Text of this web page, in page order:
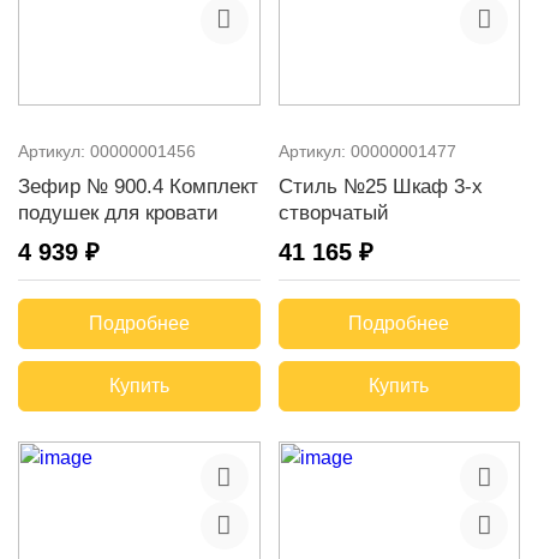
Артикул: 00000001456
Зефир № 900.4 Комплект
подушек для кровати
4 939 ₽
Подробнее
Купить
Артикул: 00000001477
Стиль №25 Шкаф 3-х
створчатый
41 165 ₽
Подробнее
Купить